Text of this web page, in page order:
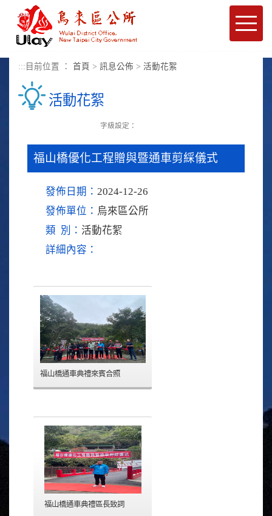
進入內容區塊
Toggle
::: 目前位置 ： 首頁 > 訊息公佈 > 活動花絮
活動花絮
字級設定：
福山橋優化工程贈與暨通車剪綵儀式
發佈日期： 2024-12-26
發佈單位： 烏來區公所
類 別： 活動花絮
詳細內容：
福山橋通車典禮來賓合照
福山橋通車典禮區長致詞